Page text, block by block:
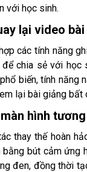
với học sinh.
lại video
các tính năng
chia sẻ với
biến, tính
lại bài giảng bất
hình
thay thế hoàn
bằng bút cảm
đen, đồng thời